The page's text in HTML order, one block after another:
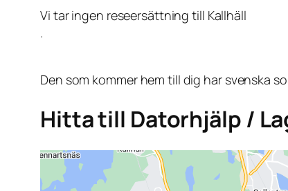
Vi tar ingen reseersättning till Kallhäll
.
Den som kommer hem till dig har svenska
Hitta till Datorhjälp /